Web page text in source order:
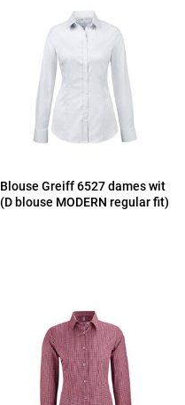
Blouse Greiff 6527 dames wit
(D blouse MODERN regular fit)